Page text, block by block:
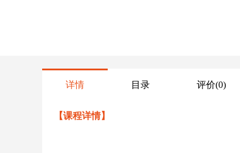
详情 目录 评价(0)
【课程详情】